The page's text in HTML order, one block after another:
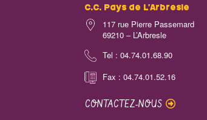
C.C. Pays de L’Arbresle
117 rue Pierre Passemard
69210 – L’Arbresle
Tel : 04.74.01.68.90
Fax : 04.74.01.52.16
CONTACTEZ-NOUS